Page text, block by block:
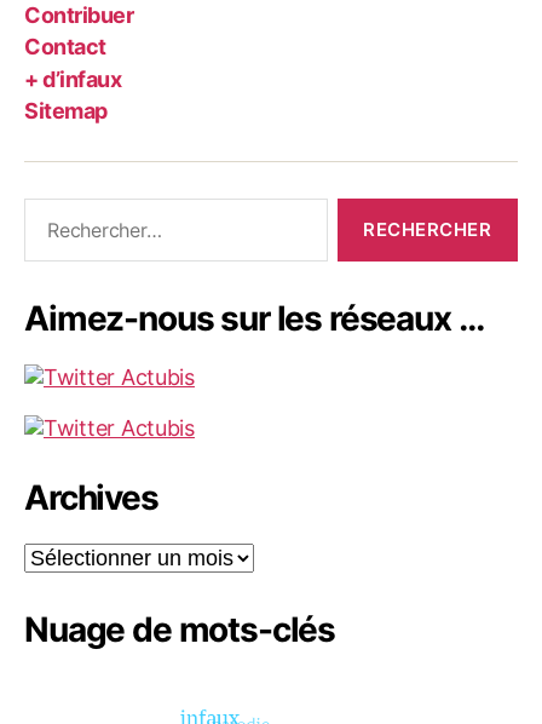
Contribuer
Contact
+ d’infaux
Sitemap
Aimez-nous sur les réseaux …
Archives
Archives
Nuage de mots-clés